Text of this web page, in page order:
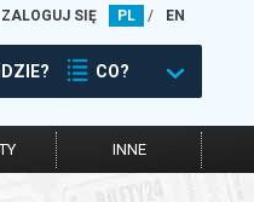
ZALOGUJ SIĘ PL / EN
CO?
INNE